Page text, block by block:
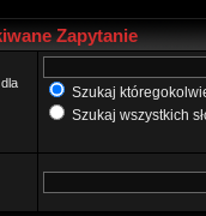
Zapytanie
dla
Szukaj
Szukaj wszystkich